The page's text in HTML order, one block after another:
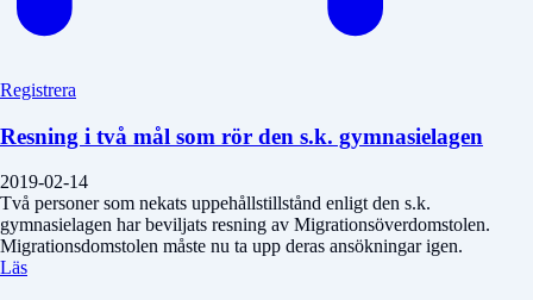
Registrera
Resning i två mål som rör den s.k. gymnasielagen
2019-02-14
Två personer som nekats uppehållstillstånd enligt den s.k.
gymnasielagen har beviljats resning av Migrationsöverdomstolen.
Migrationsdomstolen måste nu ta upp deras ansökningar igen.
Läs